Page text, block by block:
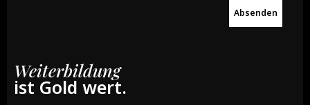
Absenden
Weiterbildung
ist Gold wert.